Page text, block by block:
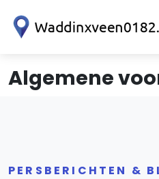
Algemene
PERSBERICHTEN &